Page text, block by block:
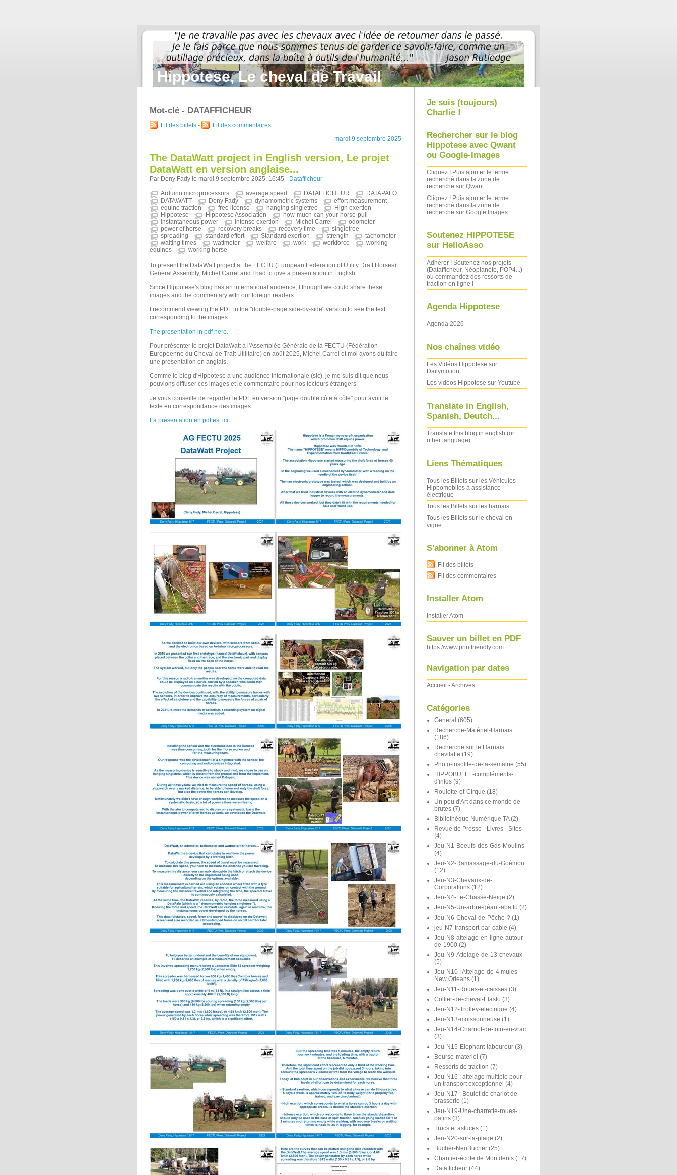
Hippotese, Le cheval de Travail
Mot-clé - DATAFFICHEUR
Fil des billets -
Fil des commentaires
mardi 9 septembre 2025
The DataWatt project in English version, Le projet
DataWatt en version anglaise...
Par Deny Fady le mardi 9 septembre 2025, 16:45 - Datafficheur
Arduino microprocessors average speed DATAFFICHEUR
DATAPALO
DATAWATT
Deny Fady dynamometric systems
effort measurement
equine traction
free license hanging singletree
High exertion
Hippotese
Hippotese Association
how-much-can-your-horse-pull
instantaneous power
Intense exertion Michel Carrel
odometer
power of horse
recovery breaks recovery time
singletree
spreading
standard effort Standard exertion strength
tachometer
waiting times
wattmeter welfare work workforce
working
equines
working horse
To present the DataWatt project at the FECTU (European Federation of Utility Draft Horses)
General Assembly, Michel Carrel and I had to give a presentation in English.
Since Hippotese's blog has an international audience, I thought we could share these
images and the commentary with our foreign readers.
I recommend viewing the PDF in the "double-page side-by-side" version to see the text
corresponding to the images.
The presentation in pdf here.
Pour présenter le projet DataWatt à l'Assemblée Générale de la FECTU (Fédération
Européenne du Cheval de Trait Utilitaire) en août 2025, Michel Carrel et moi avons dû faire
une présentation en anglais.
Comme le blog d'Hippotese a une audience internationale (sic), je me suis dit que nous
pouvions diffuser ces images et le commentaire pour nos lecteurs étrangers.
Je vous conseille de regarder le PDF en version "page double côte à côte" pour avoir le
texte en correspondance des images.
La présentation en pdf est ici.
Je suis (toujours)
Charlie !
Rechercher sur le blog
Hippotese avec Qwant
ou Google-Images
Cliquez ! Puis ajouter le terme
recherché dans la zone de
recherche sur Qwant
Cliquez ! Puis ajouter le terme
recherché dans la zone de
recherche sur Google Images
Soutenez HIPPOTESE
sur HelloAsso
Adhérer ! Soutenez nos projets
(Datafficheur, Néoplanète, POP4...)
ou commandez des ressorts de
traction en ligne !
Agenda Hippotese
Agenda 2026
Nos chaînes vidéo
Les Vidéos Hippotese sur
Dailymotion
Les vidéos Hippotese sur Youtube
Translate in English,
Spanish, Deutch...
Translate this blog in english (or
other language)
Liens Thématiques
Tous les Billets sur les Véhicules
Hippomobiles à assistance
électrique
Tous les Billets sur les harnais
Tous les Billets sur le cheval en
vigne
S'abonner à Atom
Fil des billets
Fil des commentaires
Installer Atom
Installer Atom
Sauver un billet en PDF
https://www.printfriendly.com
Navigation par dates
Accueil -Archives
Catégories
General (605)
Recherche-Matériel-Harnais
(186)
Recherche sur le Harnais
chevilatte (19)
Photo-insolite-de-la-semaine (55)
HIPPOBULLE-compléments-
d'infos (9)
Roulotte-et-Cirque (18)
Un peu d'Art dans ce monde de
brutes (7)
Bibliothèque Numérique TA (2)
Revue de Presse - Livres - Sites
(4)
Jeu-N1-Boeufs-des-Gds-Moulins
(4)
Jeu-N2-Ramassage-du-Goémon
(12)
Jeu-N3-Chevaux-de-
Corporations (12)
Jeu-N4-Le-Chasse-Neige (2)
Jeu-N5-Un-arbre-géant-abattu (2)
Jeu-N6-Cheval-de-Pêche-? (1)
jeu-N7-transport-par-cable (4)
Jeu-N8-attelage-en-ligne-autour-
de-1900 (2)
Jeu-N9-Attelage-de-13-chevaux
(5)
Jeu-N10 : Attelage-de-4 mules-
New Orleans (1)
Jeu-N11-Roues-et-caisses (3)
Collier-de-cheval-Elasto (3)
Jeu-N12-Trolley-electrique (4)
Jeu-N13-moissonneuse (1)
Jeu-N14-Charriot-de-foin-en-vrac
(3)
Jeu-N15-Elephant-laboureur (3)
Bourse-materiel (7)
Ressorts de traction (7)
Jeu-N16 : attelage multiple pour
un transport exceptionnel (4)
Jeu-N17 : Boulet de chariot de
brasserie (1)
Jeu-N19-Une-charrette-roues-
patins (3)
Trucs et astuces (1)
Jeu-N20-sur-la-plage (2)
Bucher-NeoBucher (25)
Chantier-école de Montdenis (17)
Datafficheur (44)